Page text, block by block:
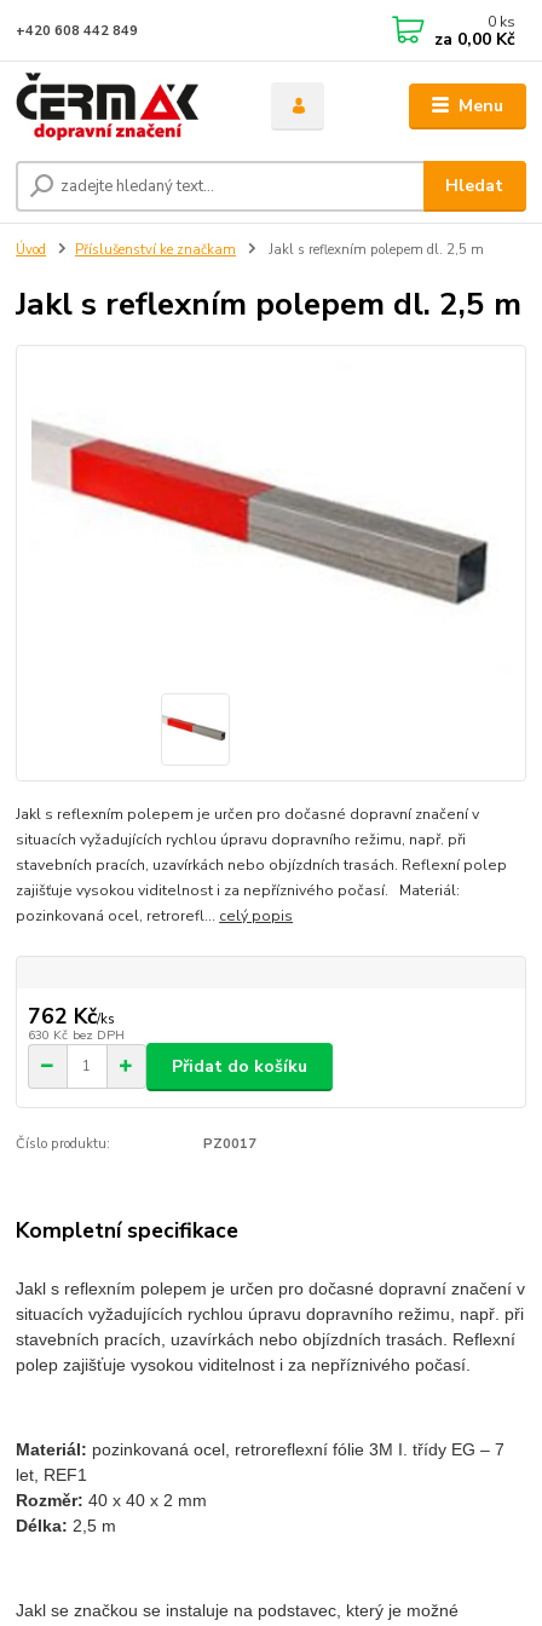
Menu
Hledat
+420 608 442 849 0 ks
za 0,00 Kč
Úvod Příslušenství ke značkam Jakl s reflexním polepem dl. 2,5 m
Jakl s reflexním polepem dl. 2,5 m
Jakl s reflexním polepem je určen pro dočasné dopravní značení v
situacích vyžadujících rychlou úpravu dopravního režimu, např. při
stavebních pracích, uzavírkách nebo objízdních trasách. Reflexní polep
zajišťuje vysokou viditelnost i za nepříznivého počasí. Materiál:
pozinkovaná ocel, retrorefl... celý popis
762 Kč/ks
630 Kč bez DPH
Přidat do košíku
Číslo produktu: PZ0017
Kompletní specifikace
Jakl s reflexním polepem je určen pro dočasné dopravní značení v
situacích vyžadujících rychlou úpravu dopravního režimu, např. při
stavebních pracích, uzavírkách nebo objízdních trasách. Reflexní
polep zajišťuje vysokou viditelnost i za nepříznivého počasí.
Materiál: pozinkovaná ocel, retroreflexní fólie 3M I. třídy EG – 7
let, REF1
Rozměr: 40 x 40 x 2 mm
Délka: 2,5 m
Jakl se značkou se instaluje na podstavec, který je možné